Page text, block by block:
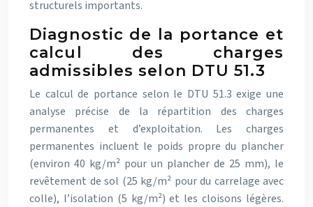
structurels importants.
Diagnostic de la portance et
calcul des charges
admissibles selon DTU 51.3
Le calcul de portance selon le DTU 51.3 exige une
analyse précise de la répartition des charges
permanentes et d’exploitation. Les charges
permanentes incluent le poids propre du plancher
(environ 40 kg/m² pour un plancher de 25 mm), le
revêtement de sol (25 kg/m² pour du carrelage avec
colle), l’isolation (5 kg/m²) et les cloisons légères.